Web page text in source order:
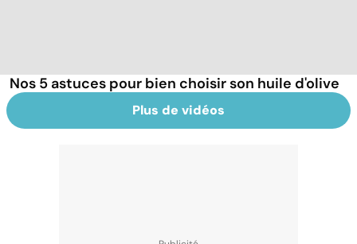
Nos 5 astuces pour bien choisir son huile d'olive
Plus de vidéos